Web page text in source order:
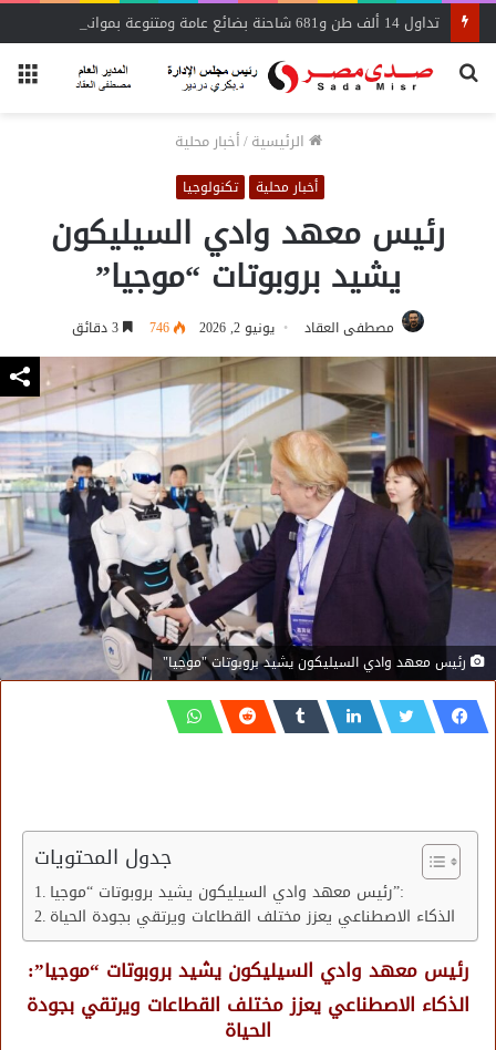
بحث
الرئيسية/أخبار محلية
أخبار محلية تكنولوجيا
رئيس معهد وادي السيليكون
يشيد بروبوتات “موجيا”
مصطفى العقاد يونيو 2, 2026 746
رئيس معهد وادي السيليكون يشيد بروبوتات "موجيا"
جدول المحتويات
رئيس معهد وادي السيليكون يشيد بروبوتات “موجيا”:
الذكاء الاصطناعي يعزز مختلف القطاعات ويرتقي بجودة الحياة
رئيس معهد وادي السيليكون يشيد بروبوتات “موجيا”:
الذكاء الاصطناعي يعزز مختلف القطاعات ويرتقي بجودة
الحياة